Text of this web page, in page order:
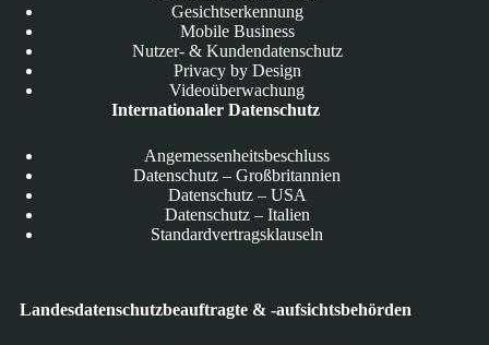
Gesichtserkennung
Mobile Business
Nutzer- & Kundendatenschutz
Privacy by Design
Videoüberwachung
Internationaler Datenschutz
Angemessenheitsbeschluss
Datenschutz – Großbritannien
Datenschutz – USA
Datenschutz – Italien
Standardvertragsklauseln
Landesdatenschutzbeauftragte & -aufsichtsbehörden